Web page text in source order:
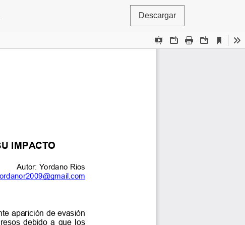
Descargar